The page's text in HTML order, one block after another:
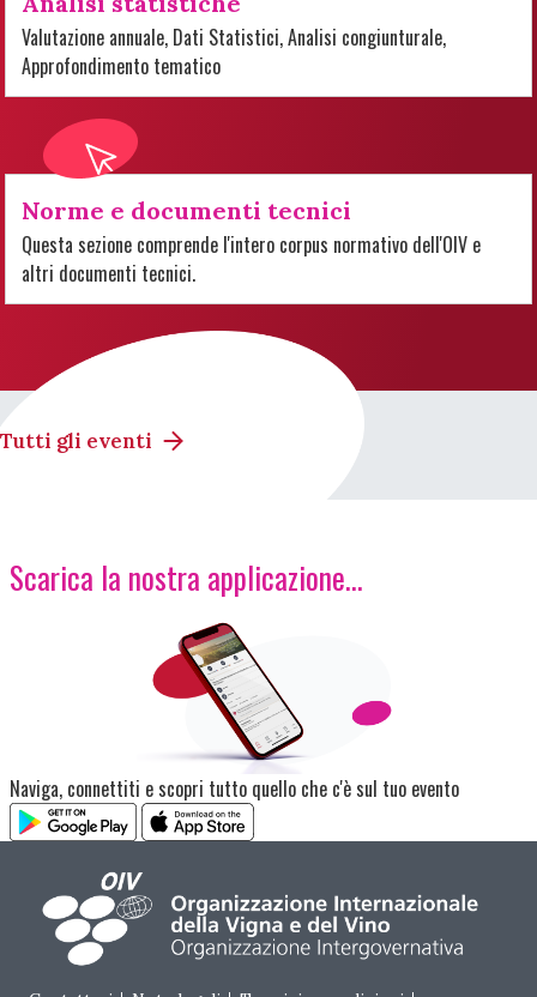
Valutazione annuale, Dati Statistici, Analisi congiunturale,
Approfondimento tematico
Norme e documenti tecnici
Questa sezione comprende l'intero corpus normativo dell'OIV e
altri documenti tecnici.
Tutti gli eventi
Scarica la nostra applicazione...
Immagine
Naviga, connettiti e scopri tutto quello che c'è sul tuo evento